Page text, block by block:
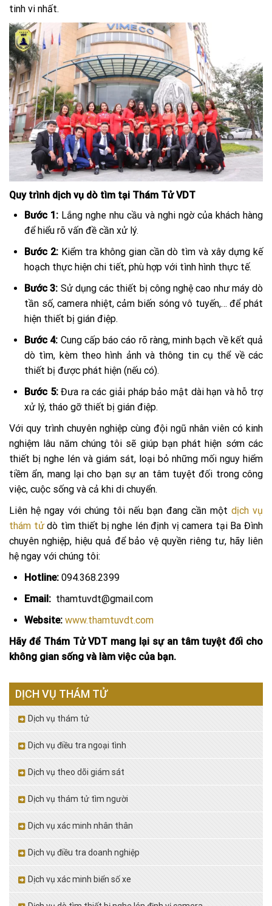
tinh vi nhất.
Quy trình dịch vụ dò tìm tại Thám Tử VDT
Bước 1: Lắng nghe nhu cầu và nghi ngờ của khách hàng
để hiểu rõ vấn đề cần xử lý.
Bước 2:Kiểm tra không gian cần dò tìm và xây dựng kế
hoạch thực hiện chi tiết, phù hợp với tình hình thực tế.
Bước 3: Sử dụng các thiết bị công nghệ cao như máy dò
tần số, camera nhiệt, cảm biến sóng vô tuyến,… để phát
hiện thiết bị gián điệp.
Bước 4: Cung cấp báo cáo rõ ràng, minh bạch về kết quả
dò tìm, kèm theo hình ảnh và thông tin cụ thể về các
thiết bị được phát hiện (nếu có).
Bước 5:Đưa ra các giải pháp bảo mật dài hạn và hỗ trợ
xử lý, tháo gỡ thiết bị gián điệp.
Với quy trình chuyên nghiệp cùng đội ngũ nhân viên có kinh
nghiệm lâu năm chúng tôi sẽ giúp bạn phát hiện sớm các
thiết bị nghe lén và giám sát, loại bỏ những mối nguy hiểm
tiềm ẩn, mang lại cho bạn sự an tâm tuyệt đối trong công
việc, cuộc sống và cả khi di chuyển.
Liên hệ ngay với chúng tôi nếu bạn đang cần một dịch vụ
thám tửdò tìm thiết bị nghe lén định vị camera tại Ba Đình
chuyên nghiệp, hiệu quả để bảo vệ quyền riêng tư, hãy liên
hệ ngay với chúng tôi:
Hotline: 094.368.2399
Email: thamtuvdt@gmail.com
Website: www.thamtuvdt.com
Hãy để Thám Tử VDT mang lại sự an tâm tuyệt đối cho
không gian sống và làm việc của bạn.
DỊCH VỤ THÁM TỬ
Dịch vụ thám tử
Dịch vụ điều tra ngoại tình
Dịch vụ theo dõi giám sát
Dịch vụ thám tử tìm người
Dịch vụ xác minh nhân thân
Dịch vụ điều tra doanh nghiệp
Dịch vụ xác minh biển số xe